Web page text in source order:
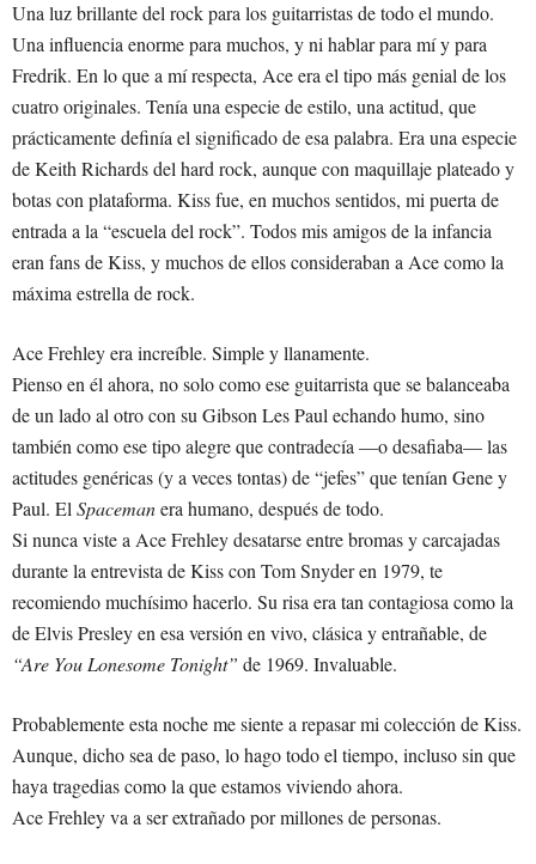
Una luz brillante del rock para los guitarristas de todo el mundo.
Una influencia enorme para muchos, y ni hablar para mí y para
Fredrik. En lo que a mí respecta, Ace era el tipo más genial de los
cuatro originales. Tenía una especie de estilo, una actitud, que
prácticamente definía el significado de esa palabra. Era una especie
de Keith Richards del hard rock, aunque con maquillaje plateado y
botas con plataforma. Kiss fue, en muchos sentidos, mi puerta de
entrada a la “escuela del rock”. Todos mis amigos de la infancia
eran fans de Kiss, y muchos de ellos consideraban a Ace como la
máxima estrella de rock.
Ace Frehley era increíble. Simple y llanamente.
Pienso en él ahora, no solo como ese guitarrista que se balanceaba
de un lado al otro con su Gibson Les Paul echando humo, sino
también como ese tipo alegre que contradecía —o desafiaba— las
actitudes genéricas (y a veces tontas) de “jefes” que tenían Gene y
Paul. El Spacemanera humano, después de todo.
Si nunca viste a Ace Frehley desatarse entre bromas y carcajadas
durante la entrevista de Kiss con Tom Snyder en 1979, te
recomiendo muchísimo hacerlo. Su risa era tan contagiosa como la
de Elvis Presley en esa versión en vivo, clásica y entrañable, de
“Are You Lonesome Tonight” de 1969. Invaluable.
Probablemente esta noche me siente a repasar mi colección de Kiss.
Aunque, dicho sea de paso, lo hago todo el tiempo, incluso sin que
haya tragedias como la que estamos viviendo ahora.
Ace Frehley va a ser extrañado por millones de personas.